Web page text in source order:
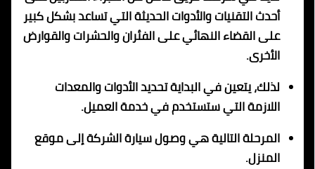
أحدث التقنيات والأدوات الحديثة التي تساعد بشكل كبير
على القضاء النهائي على الفئران والحشرات والقوارض
الأخرى.
لذلك، يتعين في البداية تحديد الأدوات والمعدات
اللازمة التي ستستخدم في خدمة العميل.
المرحلة التالية هي وصول سيارة الشركة إلى موقع
المنزل.